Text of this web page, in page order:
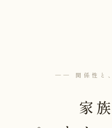
── 関係性
家